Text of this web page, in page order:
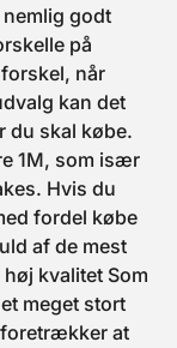
godt
på
når
kan det
du skal købe.
1M, som især
Hvis du
fordel købe
af de mest
kvalitet Som
meget stort
at